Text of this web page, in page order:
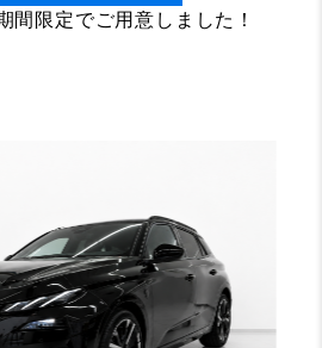
間限定でご用意しました！